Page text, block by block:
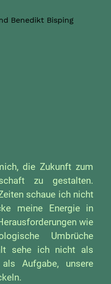
die Zukunft zum
zu gestalten.
schaue ich nicht
meine Energie in
wie
Umbrüche
sehe ich nicht als
Aufgabe, unsere